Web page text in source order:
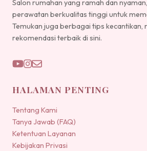
Salon rumahan yang ramah dan
perawatan berkualitas tinggi untuk
Temukan juga berbagai tips kecantikan,
rekomendasi terbaik di sini.
HALAMAN PENTING
Tentang Kami
Tanya Jawab (FAQ)
Ketentuan Layanan
Kebijakan Privasi